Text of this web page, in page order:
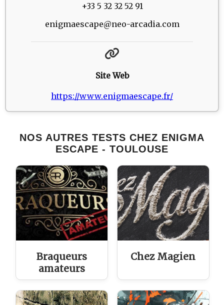
+33 5 32 32 52 91
enigmaescape@neo-arcadia.com
Site Web
https://www.enigmaescape.fr/
NOS AUTRES TESTS CHEZ ENIGMA
ESCAPE - TOULOUSE
Braqueurs
amateurs
Chez Magien